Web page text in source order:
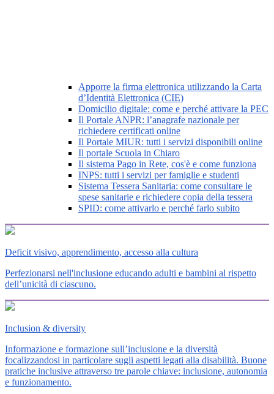
Apporre la firma elettronica utilizzando la Carta
d’Identità Elettronica (CIE)
Domicilio digitale: come e perché attivare la PEC
Il Portale ANPR: l’anagrafe nazionale per
richiedere certificati online
Il Portale MIUR: tutti i servizi disponibili online
Il portale Scuola in Chiaro
Il sistema Pago in Rete, cos'è e come funziona
INPS: tutti i servizi per famiglie e studenti
Sistema Tessera Sanitaria: come consultare le
spese sanitarie e richiedere copia della tessera
SPID: come attivarlo e perché farlo subito
Deficit visivo, apprendimento, accesso alla cultura
Perfezionarsi nell'inclusione educando adulti e bambini al rispetto
dell’unicità di ciascuno.
Inclusion & diversity
Informazione e formazione sull’inclusione e la diversità
focalizzandosi in particolare sugli aspetti legati alla disabilità. Buone
pratiche inclusive attraverso tre parole chiave: inclusione, autonomia
e funzionamento.